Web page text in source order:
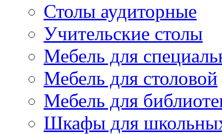
Столы аудиторные
Учительские столы
Мебель для
Мебель для столовой
Мебель для
Шкафы для